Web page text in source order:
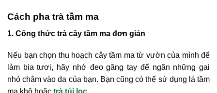
Cách pha trà tầm ma
1. Công thức trà cây tầm ma đơn giản
Nếu bạn chọn thu hoạch cây tầm ma từ vườn của mình để
làm bia tươi, hãy nhớ đeo găng tay để ngăn những gai
nhỏ châm vào da của bạn. Bạn cũng có thể sử dụng lá tầm